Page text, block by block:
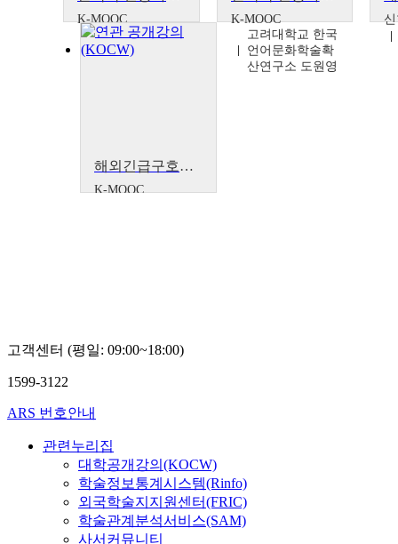
K-MOOC
고려대학교 한국
언어문화학술확
K-MOOC
고려대학교 한국
언어문화학술확
산연구소 도원영
해외긴급구호대 의료팀(KDRT/EMT) 사전교육 (재난현장에서의 긴급의료대응)
K-MOOC
고객센터 (평일: 09:00~18:00)
1599-3122
ARS 번호안내
관련누리집
대학공개강의(KOCW)
학술정보통계시스템(Rinfo)
외국학술지지원센터(FRIC)
학술관계분석서비스(SAM)
사서커뮤니티